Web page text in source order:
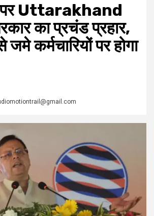
पर Uttarakhand
का प्रचंड प्रहार,
कर्मचारियों पर होगा